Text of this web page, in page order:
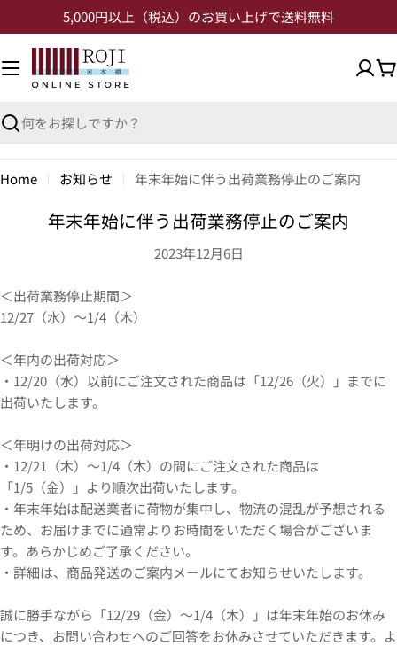
5,000円以上（税込）のお買い上げで送料無料
Home お知らせ 年末年始に伴う出荷業務停止のご案内
年末年始に伴う出荷業務停止のご案内
2023年12月6日
＜出荷業務停止期間＞
12/27（水）～1/4（木）
＜年内の出荷対応＞
・12/20（水）以前にご注文された商品は「12/26（火）」までに
出荷いたします。
＜年明けの出荷対応＞
・12/21（木）～1/4（木）の間にご注文された商品は
「1/5（金）」より順次出荷いたします。
・年末年始は配送業者に荷物が集中し、物流の混乱が予想される
ため、お届けまでに通常よりお時間をいただく場合がございま
す。あらかじめご了承ください。
・詳細は、商品発送のご案内メールにてお知らせいたします。
誠に勝手ながら「12/29（金）～1/4（木）」は年末年始のお休み
につき、お問い合わせへのご回答をお休みさせていただきます。よ